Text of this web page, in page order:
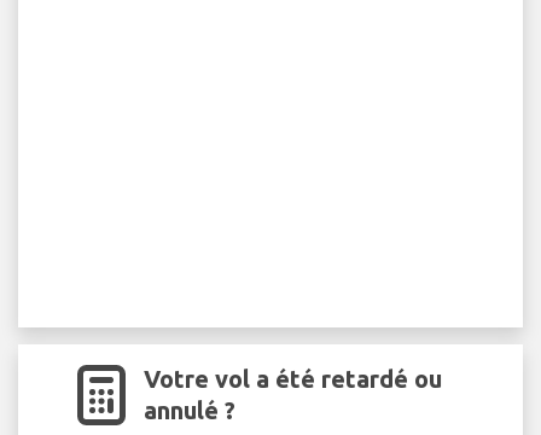
Votre vol a été retardé ou
annulé ?